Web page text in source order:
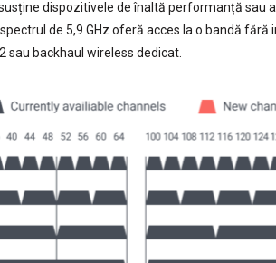
dispozitivele de înaltă performanță sau
de 5,9 GHz oferă acces la o bandă
sau backhaul wireless dedicat.